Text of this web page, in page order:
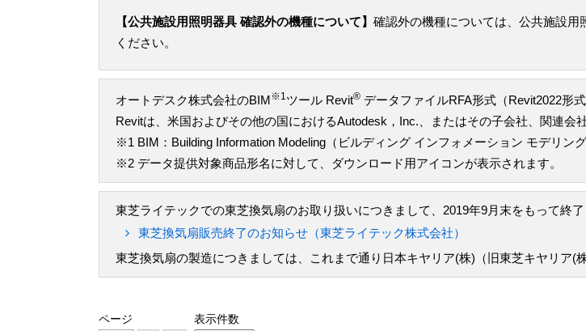
【公共施設用照明器具 確認外の機種について】 確認外の機種については、公共施設用
ください。
オートデスク株式会社のBIM ※1ツール Revit® データファイルRFA形式（Revit2022形
Revitは、米国およびその他の国におけるAutodesk，Inc.、またはその子会社、関連会
※1 BIM：Building Information Modeling（ビルディング インフォメーション モデリング
※2 データ提供対象商品形名に対して、ダウンロード用アイコンが表示されます。
東芝ライテックでの東芝換気扇のお取り扱いにつきまして、2019年9月末をもって終了
東芝換気扇販売終了のお知らせ（東芝ライテック株式会社）
東芝換気扇の製造につきましては、これまで通り日本キヤリア(株)（旧東芝キヤリア(
ページ 表示件数